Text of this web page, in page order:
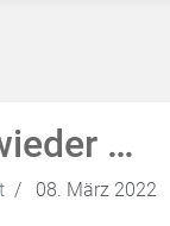
…
08. März 2022